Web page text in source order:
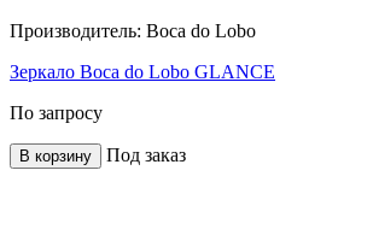
Производитель: Boca do Lobo
Зеркало Boca do Lobo GLANCE
По запросу
В корзину Под заказ